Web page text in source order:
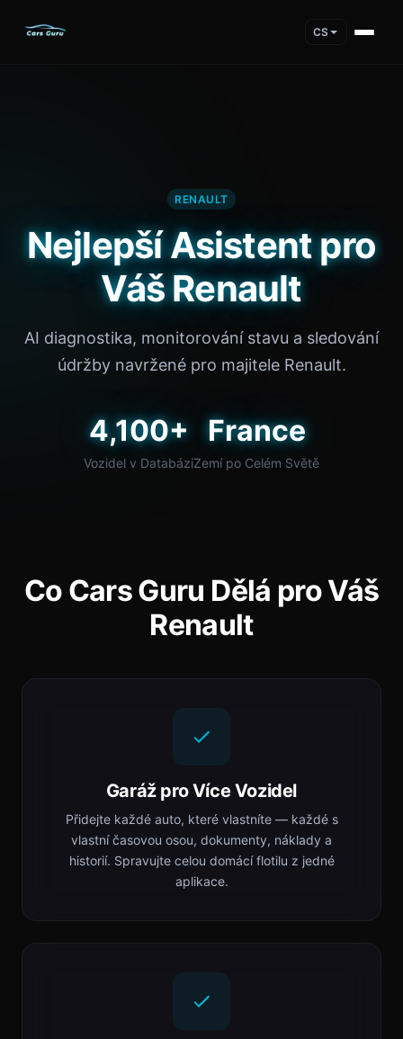
CS
RENAULT
Nejlepší Asistent pro
Váš Renault
AI diagnostika, monitorování stavu a sledování
údržby navržené pro majitele Renault.
4,100+
Vozidel v Databázi
France
Zemí po Celém Světě
Co Cars Guru Dělá pro Váš
Renault
Garáž pro Více Vozidel
Přidejte každé auto, které vlastníte — každé s
vlastní časovou osou, dokumenty, náklady a
historií. Spravujte celou domácí flotilu z jedné
aplikace.